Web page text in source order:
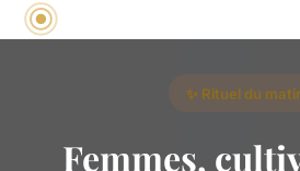
✨ Rituel du
Femmes,